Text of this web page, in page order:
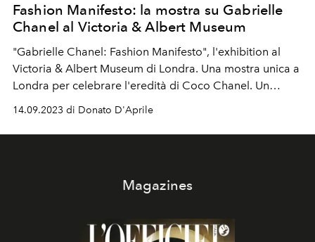
Fashion Manifesto: la mostra su Gabrielle
Chanel al Victoria & Albert Museum
"Gabrielle Chanel: Fashion Manifesto", l'exhibition al
Victoria & Albert Museum di Londra. Una mostra unica a
Londra per celebrare l'eredità di Coco Chanel. Un
capi iconici e il racconto di una vera e propria
rivoluzione.
14.09.2023 di Donato D'Aprile
Magazines